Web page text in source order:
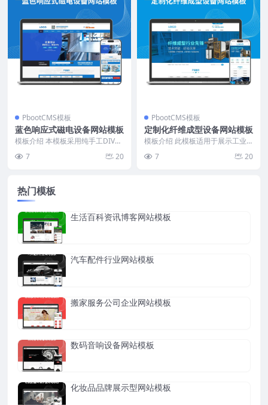
PbootCMS模板
蓝色响应式磁电设备网站模板
模板介绍 本模板采用纯手工DIV+C
速度快。以蓝...
7 20
PbootCMS模板
定制化纤维成型设备网站模板
模板介绍 此模板适用于展示工业
官网设计。首页设计简...
7 20
热门模板
生活百科资讯博客网站模板
汽车配件行业网站模板
搬家服务公司企业网站模板
数码音响设备网站模板
化妆品品牌展示型网站模板